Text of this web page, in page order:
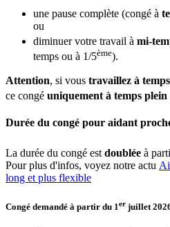
une pause complète (congé à
ou
diminuer votre travail à mi-
temps ou à 1/5ème).
Attention, si vous travaillez à
ce congé uniquement à temps plein
Durée du congé pour aidant
La durée du congé est doublée à
Pour plus d'infos, voyez notre actu
long et plus flexible
Congé demandé à partir du 1er juillet